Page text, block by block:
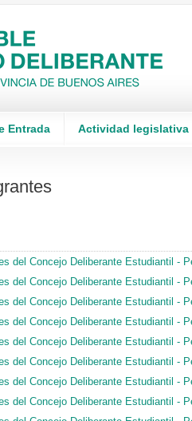
Entrada Actividad legislativa
del Concejo Deliberante Estudiantil -
del Concejo Deliberante Estudiantil -
del Concejo Deliberante Estudiantil -
del Concejo Deliberante Estudiantil -
del Concejo Deliberante Estudiantil -
del Concejo Deliberante Estudiantil -
del Concejo Deliberante Estudiantil -
del Concejo Deliberante Estudiantil -